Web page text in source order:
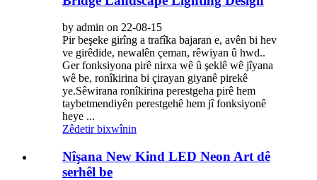
by admin on 22-08-15
Pir beşeke girîng a trafîka bajaran e, avên bi hev
ve girêdide, newalên çeman, rêwiyan û hwd..
Ger fonksiyona pirê nirxa wê û şeklê wê jîyana
wê be, ronîkirina bi çirayan giyanê pirekê
ye.Sêwirana ronîkirina perestgeha pirê hem
taybetmendiyên perestgehê hem jî fonksiyonê
heye ...
Zêdetir bixwînin
Nîşana New Kind LED Neon Art dê
serhêl be